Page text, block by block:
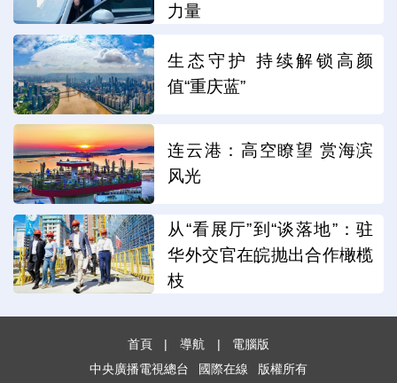
力量
生态守护 持续解锁高颜
值“重庆蓝”
连云港：高空瞭望 赏海滨
风光
从“看展厅”到“谈落地”：驻
华外交官在皖抛出合作橄榄
枝
首頁 | 導航 |
電腦版
中央廣播電視總台
國際在線 版權所有